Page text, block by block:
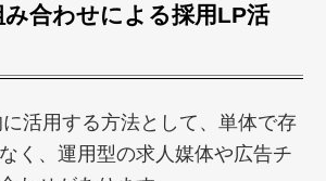
み合わせによる採用LP活
活用する方法として、単体で存
く、運用型の求人媒体や広告チ